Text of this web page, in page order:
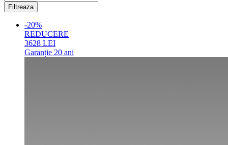
-20%
REDUCERE
3628 LEI
Garanție 20 ani